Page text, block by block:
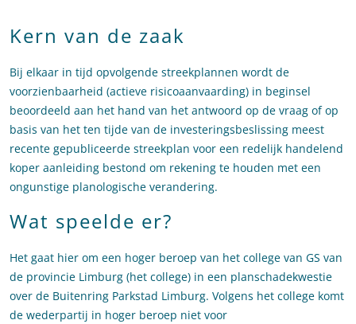
Kern van de zaak
Bij elkaar in tijd opvolgende streekplannen wordt de
voorzienbaarheid (actieve risicoaanvaarding) in beginsel
beoordeeld aan het hand van het antwoord op de vraag of op
basis van het ten tijde van de investeringsbeslissing meest
recente gepubliceerde streekplan voor een redelijk handelend
koper aanleiding bestond om rekening te houden met een
ongunstige planologische verandering.
Wat speelde er?
Het gaat hier om een hoger beroep van het college van GS van
de provincie Limburg (het college) in een planschadekwestie
over de Buitenring Parkstad Limburg. Volgens het college komt
de wederpartij in hoger beroep niet voor